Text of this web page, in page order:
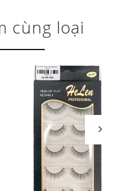
cùng loại